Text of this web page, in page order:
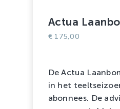
Actua
€175,00
De Actua
in het
abonnees. De